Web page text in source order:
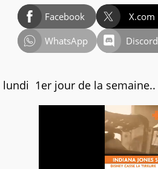
Facebook X.com
WhatsApp
Discord
lundi 1er jour de la semaine..